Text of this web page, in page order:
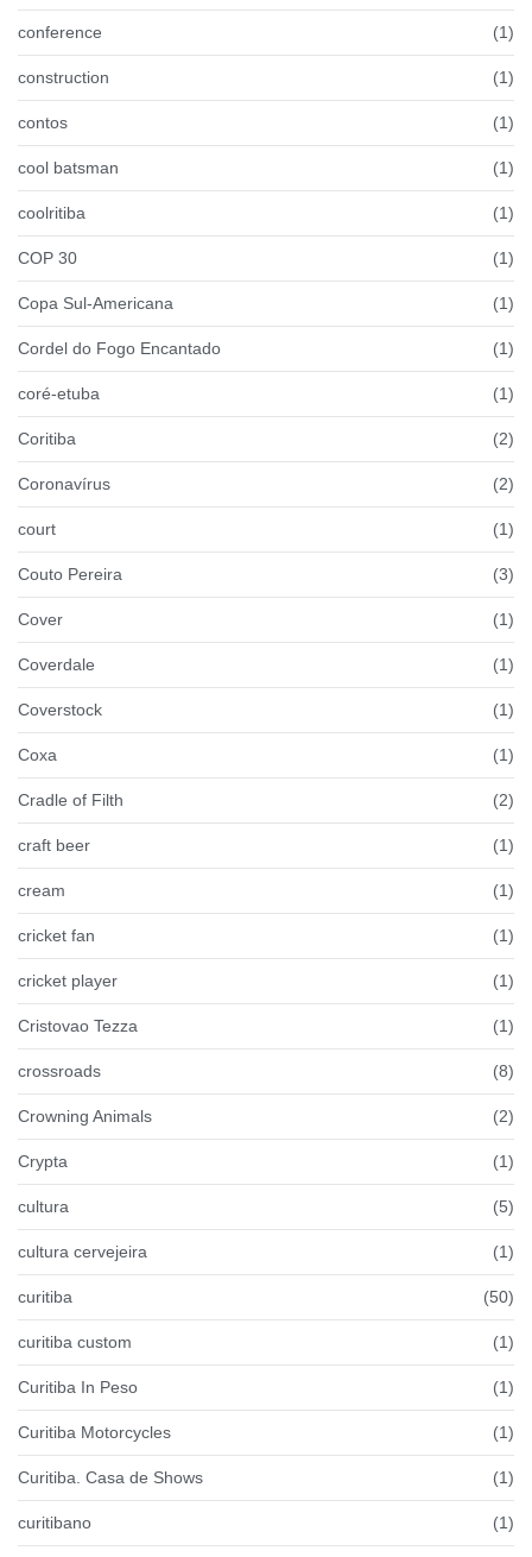
conference (1)
construction (1)
contos (1)
cool batsman (1)
coolritiba (1)
COP 30 (1)
Copa Sul-Americana (1)
Cordel do Fogo Encantado (1)
coré-etuba (1)
Coritiba (2)
Coronavírus (2)
court (1)
Couto Pereira (3)
Cover (1)
Coverdale (1)
Coverstock (1)
Coxa (1)
Cradle of Filth (2)
craft beer (1)
cream (1)
cricket fan (1)
cricket player (1)
Cristovao Tezza (1)
crossroads (8)
Crowning Animals (2)
Crypta (1)
cultura (5)
cultura cervejeira (1)
curitiba (50)
curitiba custom (1)
Curitiba In Peso (1)
Curitiba Motorcycles (1)
Curitiba. Casa de Shows (1)
curitibano (1)